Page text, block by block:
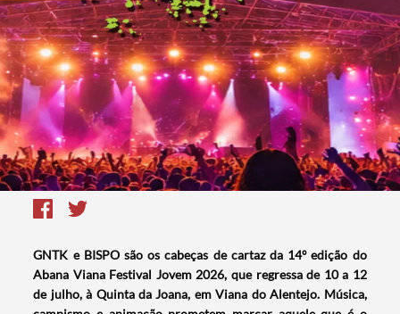
GNTK e BISPO são os cabeças de cartaz da 14º edição do
Abana Viana Festival Jovem 2026, que regressa de 10 a 12
de julho, à Quinta da Joana, em Viana do Alentejo. Música,